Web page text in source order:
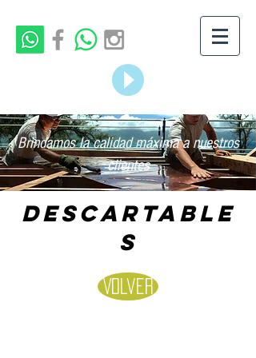
Brindamos la calidad máxima a nuestros
clientes
DESCARTABLE
S
Volver